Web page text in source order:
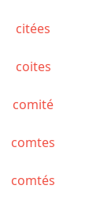
citées
coites
comité
comtes
comtés